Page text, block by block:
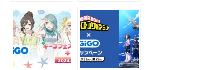
ライト×GiGO プラ
イズキャンペーン』
が開催決定！
せ